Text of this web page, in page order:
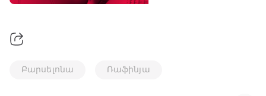
Բարսելոնա Ռաֆինյա